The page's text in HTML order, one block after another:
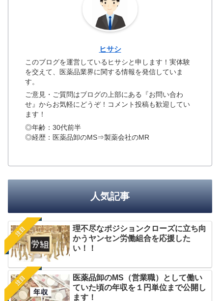
ヒサシ
このブログを運営しているヒサシと申します！実体験
を交えて、医薬品業界に関する情報を発信していま
す。
ご意見・ご質問はブログの上部にある『お問い合わ
せ』からお気軽にどうぞ！コメント投稿も歓迎してい
ます！
◎年齢：30代前半
◎経歴：医薬品卸のMS⇒製薬会社のMR
人気記事
注目
理不尽なポジションクローズに立ち向
かうヤンセン労働組合を応援した
い！！
注目
医薬品卸のMS（営業職）として働い
ていた頃の年収を１円単位まで公開し
ます！